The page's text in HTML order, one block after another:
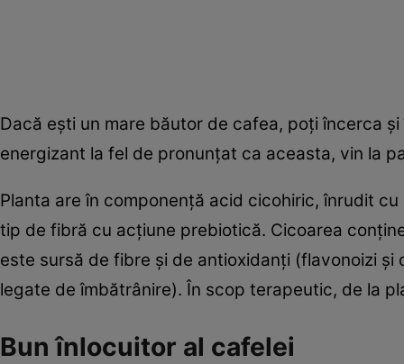
Dacă eşti un mare băutor de cafea, poţi încerca
energizant la fel de pronunţat ca aceasta, vin la
Planta are în componenţă acid cicohiric, înrudit
tip de fibră cu acţiune prebiotică. Cicoarea
este sursă de fibre şi de antioxidanţi (flavonoizi
legate de îmbătrânire). În scop terapeutic, de la
Bun înlocuitor al cafelei